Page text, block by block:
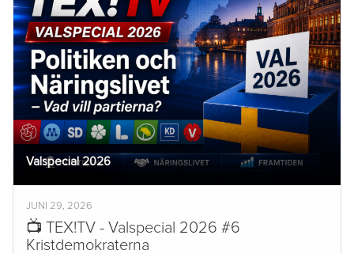
Valspecial 2026
JUNI 29, 2026
📺 TEX!TV - Valspecial 2026 #6
Kristdemokraterna